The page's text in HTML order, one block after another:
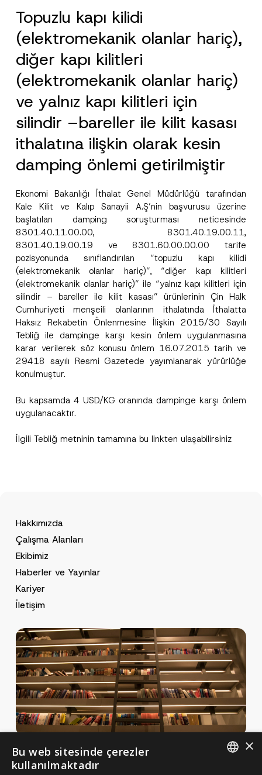
Topuzlu kapı kilidi
(elektromekanik olanlar hariç),
diğer kapı kilitleri
(elektromekanik olanlar hariç)
ve yalnız kapı kilitleri için
silindir –bareller ile kilit kasası
ithalatına ilişkin olarak kesin
damping önlemi getirilmiştir
Ekonomi Bakanlığı İthalat Genel Müdürlüğü tarafından
Kale Kilit ve Kalıp Sanayii A.Ş’nin başvurusu üzerine
başlatılan damping soruşturması neticesinde
8301.40.11.00.00, 8301.40.19.00.11,
8301.40.19.00.19 ve 8301.60.00.00.00 tarife
pozisyonunda sınıflandırılan “topuzlu kapı kilidi
(elektromekanik olanlar hariç)”, “diğer kapı kilitleri
(elektromekanik olanlar hariç)” ile “yalnız kapı kilitleri için
silindir – bareller ile kilit kasası” ürünlerinin Çin Halk
Cumhuriyeti menşeili olanlarının ithalatında İthalatta
Haksız Rekabetin Önlenmesine İlişkin 2015/30 Sayılı
Tebliğ ile dampinge karşı kesin önlem uygulanmasına
karar verilerek söz konusu önlem 16.07.2015 tarih ve
29418 sayılı Resmi Gazetede yayımlanarak yürürlüğe
konulmuştur.
Bu kapsamda 4 USD/KG oranında dampinge karşı önlem
uygulanacaktır.
İlgili Tebliğ metninin tamamına bu linkten ulaşabilirsiniz
Hakkımızda
Çalışma Alanları
Ekibimiz
Haberler ve Yayınlar
Kariyer
İletişim
Haberler ve Yayınlar
×
Bu web sitesinde çerezler
kullanılmaktadır